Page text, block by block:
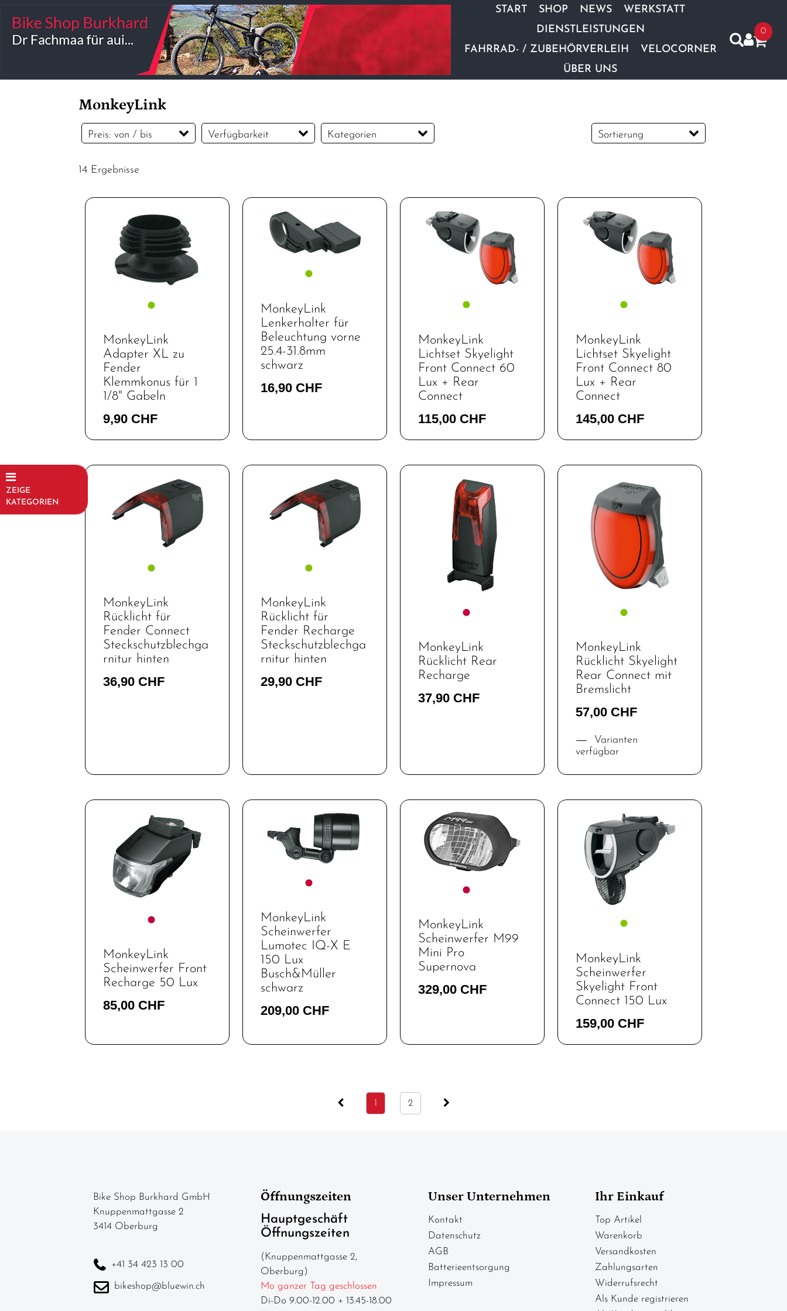
START SHOP NEWS
WERKSTATT
DIENSTLEISTUNGEN
FAHRRAD- / ZUBEHÖRVERLEIH
VELOCORNER
ÜBER UNS
0
ZEIGE
KATEGORIEN
MonkeyLink
Sortierung
Preis: von / bis
CHF
Verfügbarkeit Kategorien
14 Ergebnisse
MonkeyLink
Adapter XL zu
Fender
Klemmkonus für 1
1/8" Gabeln
9,90 CHF
MonkeyLink
Lenkerhalter für
Beleuchtung vorne
25.4-31.8mm
schwarz
16,90 CHF
MonkeyLink
Lichtset Skyelight
Front Connect 60
Lux + Rear
Connect
115,00 CHF
MonkeyLink
Lichtset Skyelight
Front Connect 80
Lux + Rear
Connect
145,00 CHF
MonkeyLink
Rücklicht für
Fender Connect
Steckschutzblechga
rnitur hinten
36,90 CHF
MonkeyLink
Rücklicht für
Fender Recharge
Steckschutzblechga
rnitur hinten
29,90 CHF
MonkeyLink
Rücklicht Rear
Recharge
37,90 CHF
MonkeyLink
Rücklicht Skyelight
Rear Connect mit
Bremslicht
57,00 CHF
Varianten
verfügbar
MonkeyLink
Scheinwerfer Front
Recharge 50 Lux
85,00 CHF
MonkeyLink
Scheinwerfer
Lumotec IQ-X E
150 Lux
Busch&Müller
schwarz
209,00 CHF
MonkeyLink
Scheinwerfer M99
Mini Pro
Supernova
329,00 CHF
MonkeyLink
Scheinwerfer
Skyelight Front
Connect 150 Lux
159,00 CHF
1 2
Bike Shop Burkhard GmbH
Knuppenmattgasse 2
3414 Oberburg
+41 34 423 13 00
bikeshop@bluewin.ch
Öffnungszeiten
Hauptgeschäft
Öffnungszeiten
(Knuppenmattgasse 2,
Oberburg)
Mo ganzer Tag geschlossen
Di-Do 9.00-12.00 + 13.45-18.00
Unser Unternehmen
Kontakt
Datenschutz
AGB
Batterieentsorgung
Impressum
Ihr Einkauf
Top Artikel
Warenkorb
Versandkosten
Zahlungsarten
Widerrufsrecht
Als Kunde registrieren